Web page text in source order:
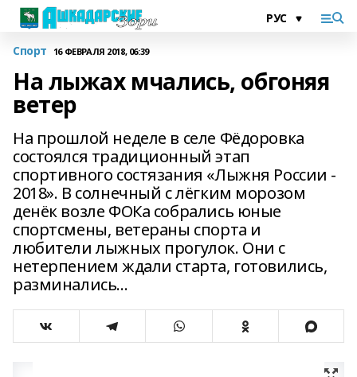
Спорт 16 ФЕВРАЛЯ 2018, 06:39
На лыжах мчались, обгоняя
ветер
На прошлой неделе в селе Фёдоровка
состоялся традиционный этап
спортивного состязания «Лыжня России -
2018». В солнечный с лёгким морозом
денёк возле ФОКа собрались юные
спортсмены, ветераны спорта и
любители лыжных прогулок. Они с
нетерпением ждали старта, готовились,
разминались…